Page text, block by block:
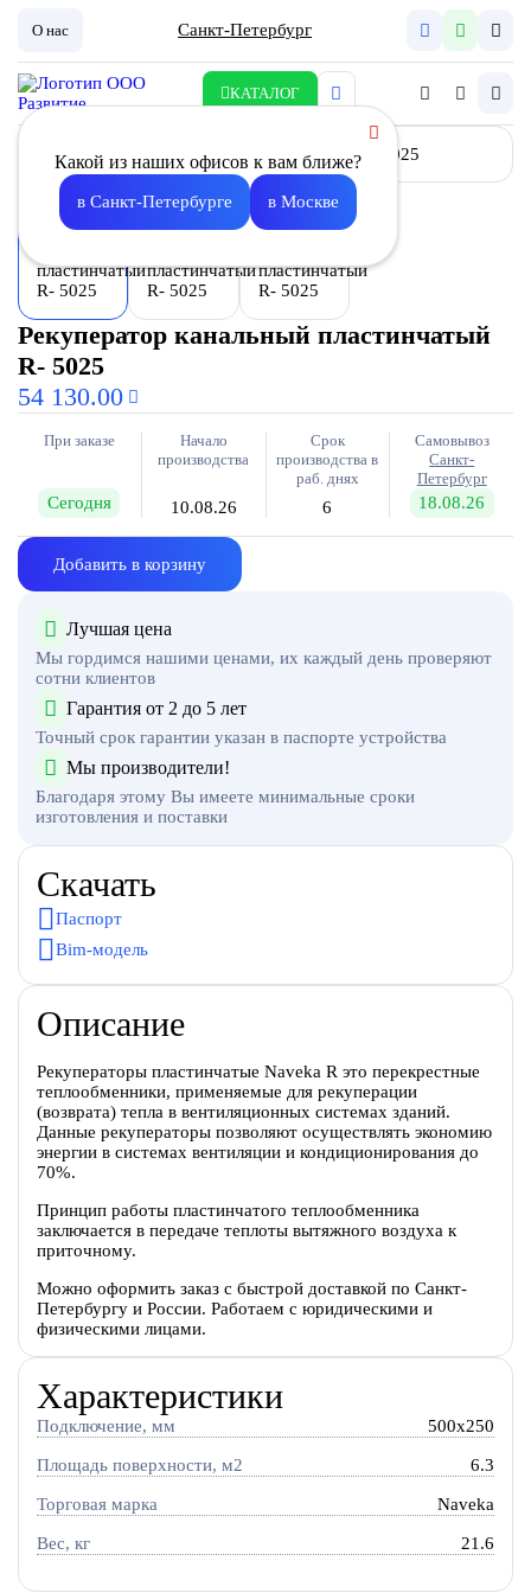
О нас Санкт-Петербург
КАТАЛОГ
Какой из наших офисов к вам ближе?
в Санкт-Петербурге в Москве
Рекуператор канальный пластинчатый
R- 5025
54 130.00
При заказе
Сегодня
Начало
производства
10.08.26
Срок
производства в
раб. днях
6
Самовывоз
Санкт-
Петербург
18.08.26
Добавить в корзину
Лучшая цена
Мы гордимся нашими ценами, их каждый день проверяют
сотни клиентов
Гарантия от 2 до 5 лет
Точный срок гарантии указан в паспорте устройства
Мы производители!
Благодаря этому Вы имеете минимальные сроки
изготовления и поставки
Скачать
Паспорт
Bim-модель
Описание
Рекуператоры пластинчатые Naveka R это перекрестные
теплообменники, применяемые для рекуперации
(возврата) тепла в вентиляционных системах зданий.
Данные рекуператоры позволяют осуществлять экономию
энергии в системах вентиляции и кондиционирования до
70%.
Принцип работы пластинчатого теплообменника
заключается в передаче теплоты вытяжного воздуха к
приточному.
Можно оформить заказ с быстрой доставкой по Санкт-
Петербургу и России. Работаем с юридическими и
физическими лицами.
Характеристики
Подключение, мм 500x250
Площадь поверхности, м2 6.3
Торговая марка Naveka
Вес, кг 21.6